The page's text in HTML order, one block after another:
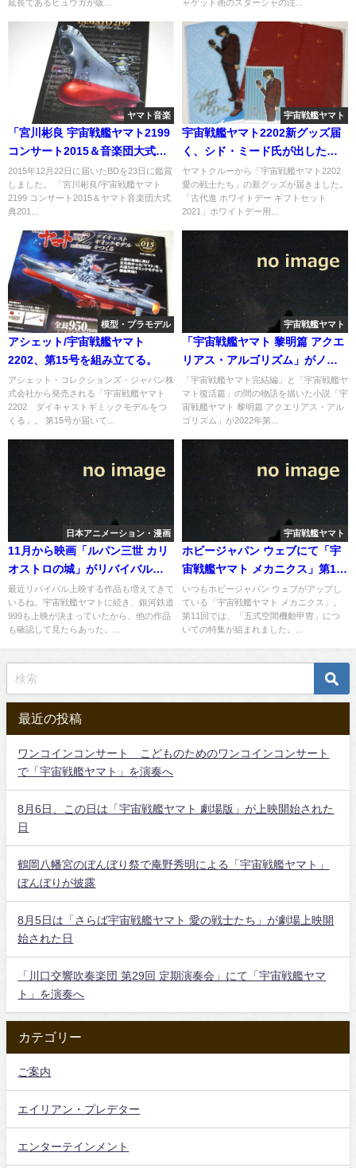
延長であるヒュウガが販...
ャケット画のスターシャの注...
ヤマト音楽
「宮川彬良 宇宙戦艦ヤマト2199
コンサート2015＆音楽団大式典
2012」BDを鑑賞。
2015年12月22日に届いたBDを23日に鑑賞
しました。 「宮川彬良/宇宙戦艦ヤマト
2199 コンサート2015＆ヤマト音楽団大式
典201...
宇宙戦艦ヤマト
宇宙戦艦ヤマト2202新グッズ届
く、シド・ミード氏が出した幻
のラフ画。
ヤマトクルーから「宇宙戦艦ヤマト2202
愛の戦士たち」の新グッズが届きました。
「古代進 ホワイトデー ギフトセット
2021」ホワイトデー用...
模型・プラモデル
アシェット/宇宙戦艦ヤマト
2202、第15号を組み立てる。
アシェット・コレクションズ・ジャパン株
式会社から発売される「宇宙戦艦ヤマト
2202 ダイキャストギミックモデルをつ
くる」。 第15号が届いて...
宇宙戦艦ヤマト
「宇宙戦艦ヤマト 黎明篇 アクエ
リアス・アルゴリズム」がノミ
ネートされました
「宇宙戦艦ヤマト完結編」と「宇宙戦艦ヤ
マト復活篇」の間の物語を描いた小説「宇
宙戦艦ヤマト 黎明篇 アクエリアス・アル
ゴリズム」が2022年第...
日本アニメーション・漫画
11月から映画「ルパン三世 カリ
オストロの城」がリバイバル上
映へ
最近リバイバル上映する作品も増えてきて
いるね。宇宙戦艦ヤマトに続き、銀河鉄道
999も上映が決まっていたから、他の作品
も確認して見たらあった。...
宇宙戦艦ヤマト
ホビージャパン ウェブにて「宇
宙戦艦ヤマト メカニクス」第11
回 五式空間機動甲冑特集が掲載
いつもホビージャパン ウェブがアップし
ている「宇宙戦艦ヤマト メカニクス」。
第11回では、「五式空間機動甲冑」につ
いての特集が組まれました。...
最近の投稿
ワンコインコンサート こどものためのワンコインコンサート
で「宇宙戦艦ヤマト」を演奏へ
8月6日、この日は「宇宙戦艦ヤマト 劇場版」が上映開始された
日
鶴岡八幡宮のぼんぼり祭で庵野秀明による「宇宙戦艦ヤマト」
ぼんぼりが披露
8月5日は「さらば宇宙戦艦ヤマト 愛の戦士たち」が劇場上映開
始された日
「川口交響吹奏楽団 第29回 定期演奏会」にて「宇宙戦艦ヤマ
ト」を演奏へ
カテゴリー
ご案内
エイリアン・プレデター
エンターテインメント